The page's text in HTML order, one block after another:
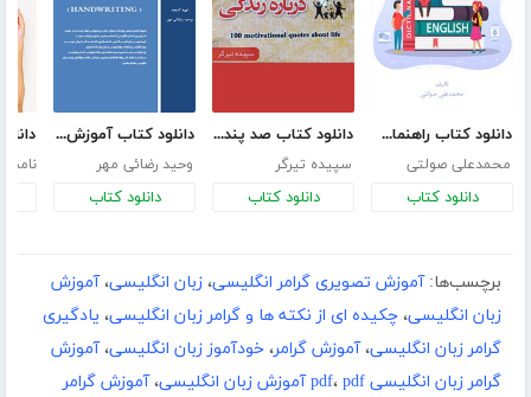
دانلود کتاب راهنمای فارسی زبان انگلیسی
محمدعلی صولتی
دانلود کتاب
دانلود کتاب صد پند انگیزشی درباره زندگی
سپیده تیرگر
دانلود کتاب
دانلود کتاب آموزش خوشنویسی انگلیسی
وحید رضائی مهر
دانلود کتاب
برچسب‌ها: آموزش تصویری گرامر انگلیسی، زبان انگلیسی،آموزش
زبان انگلیسی، چکیده ای از نکته ها و گرامر زبان انگلیسی، یادگیری
گرامر زبان انگلیسی،آموزش گرامر، خودآموز زبان انگلیسی،آموزش
گرامر زبان انگلیسی pdf
، pdf آموزش زبان انگلیسی ،آموزش گرامر